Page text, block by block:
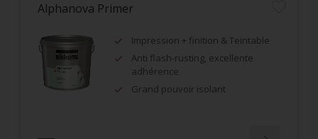
Alphanova Primer
Impression + finition & Teintable
Anti flash-rusting, excellente
adhérence
Grand pouvoir isolant